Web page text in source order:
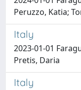
Peruzzo, Katia;
Italy
2023-01-01
Pretis, Daria
Italy